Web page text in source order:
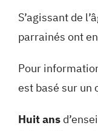
S’agissant de
parrainés ont
Pour
est basé sur un
Huit ans